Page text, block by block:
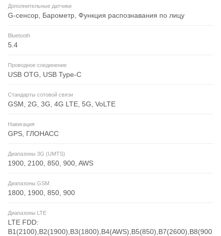
Дополнительные датчики
G-сенсор, Барометр, Функция распознавания по лицу
Bluetooth
5.4
Проводное соединение
USB OTG, USB Type-C
Стандарты сотовой связи
GSM, 2G, 3G, 4G LTE, 5G, VoLTE
Навигация
GPS, ГЛОНАСС
Диапазоны 3G (UMTS)
1900, 2100, 850, 900, AWS
Диапазоны GSM
1800, 1900, 850, 900
Диапазоны LTE
LTE FDD:
B1(2100),B2(1900),B3(1800),B4(AWS),B5(850),B7(2600),B8(900